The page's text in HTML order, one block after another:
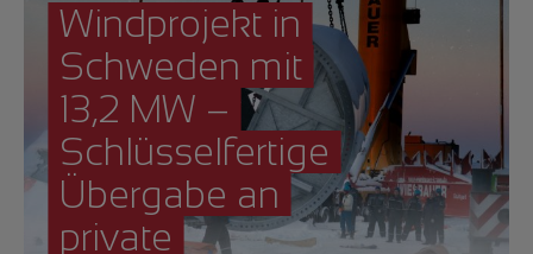
Windprojekt in
Schweden mit
13,2 MW –
Schlüsselfertige
Übergabe an
private